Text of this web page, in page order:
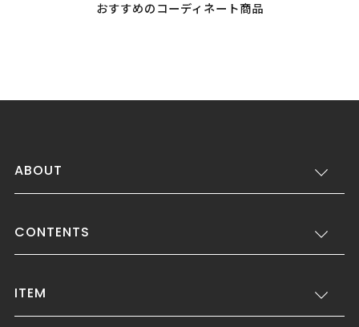
おすすめのコーディネート商品
ABOUT
CONTENTS
ITEM